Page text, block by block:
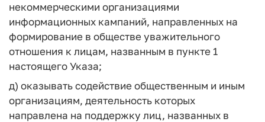
некоммерческими организациями
информационных кампаний, направленных на
формирование в обществе уважительного
отношения к лицам, названным в пункте 1
настоящего Указа;
д) оказывать содействие общественным и иным
организациям, деятельность которых
направлена на поддержку лиц, названных в